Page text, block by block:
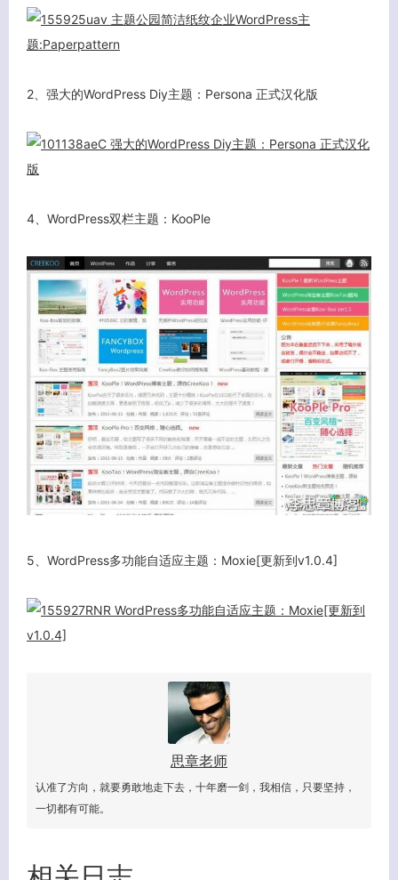
2、强大的WordPress Diy主题：Persona 正式汉化版
4、WordPress双栏主题：KooPle
5、WordPress多功能自适应主题：Moxie[更新到v1.0.4]
思章老师
认准了方向，就要勇敢地走下去，十年磨一剑，我相信，只要坚持，
一切都有可能。
客服小美